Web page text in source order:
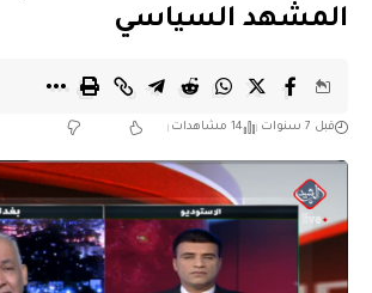
المشهد السياسي
قبل 7 سنوات 14 مشاهدات